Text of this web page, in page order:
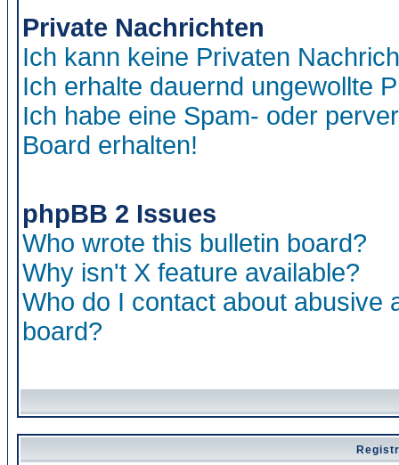
Private Nachrichten
Ich kann keine Privaten
Ich erhalte dauernd ungewollte
Ich habe eine Spam- oder
Board erhalten!
phpBB 2 Issues
Who wrote this bulletin board?
Why isn't X feature available?
Who do I contact about abusive
board?